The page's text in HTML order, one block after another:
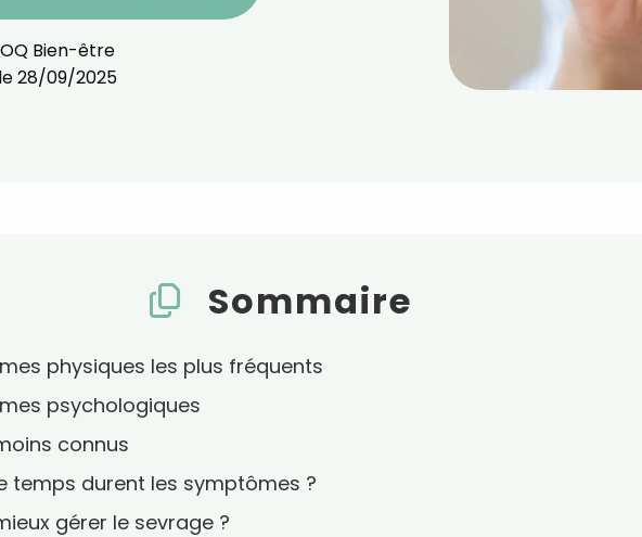
Bien-être
28/09/2025
Sommaire
physiques les plus fréquents
psychologiques
connus
temps durent les symptômes ?
gérer le sevrage ?